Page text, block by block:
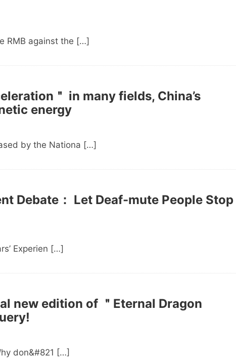
against the […]
＂ in many fields, China’s
energy
by the Nationa […]
Debate： Let Deaf-mute People Stop
Experien […]
new edition of ＂Eternal Dragon
don&#821 […]